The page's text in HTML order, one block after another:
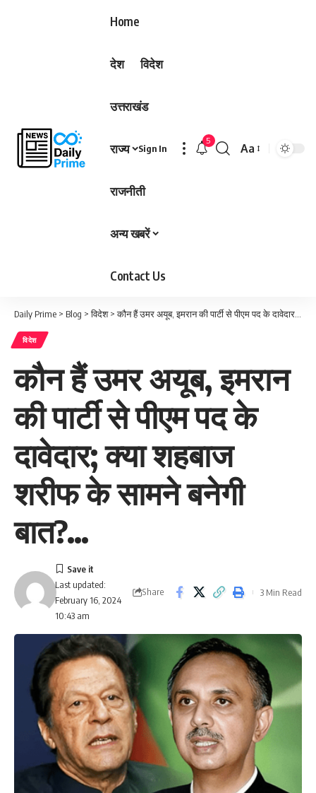
Home
देश विदेश
उत्तराखंड
राज्य
राजनीती
अन्य खबरें
Contact Us
Sign In
5
Font
Aa
Daily Prime > Blog >विदेश>कौन हैं उमर अयूब, इमरान की पार्टी से पीएम पद के दावेदार; क्या शहबाज शरीफ के सामने बनेगी बात?…
विदेश
कौन हैं उमर अयूब, इमरान
की पार्टी से पीएम पद के
दावेदार; क्या शहबाज
शरीफ के सामने बनेगी
बात?…
Last updated:
February 16, 2024
10:43 am
Share 3 Min Read